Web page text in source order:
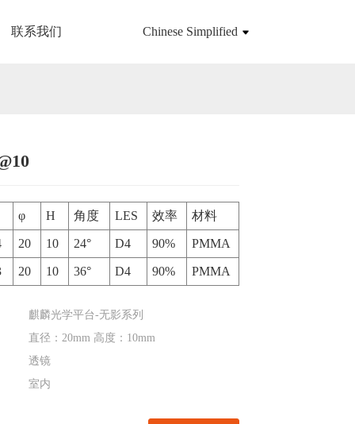
联系我们 Chinese Simplified
φ H 角度 LES 效率 材料
20 10 24° D4 90% PMMA
20 10 36° D4 90% PMMA
麒麟光学平台-无影系列
直径：20mm 高度：10mm
透镜
室内